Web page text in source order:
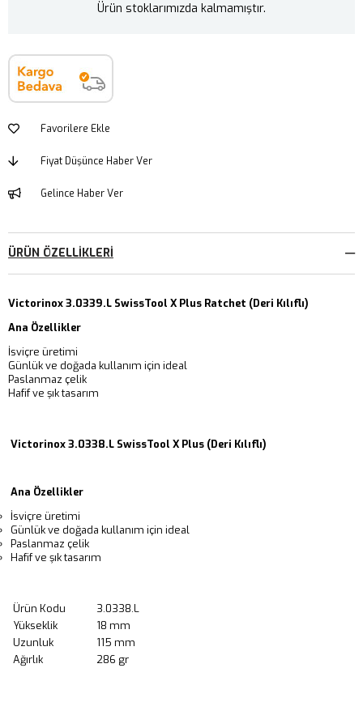
Ürün stoklarımızda kalmamıştır.
Favorilere Ekle
Fiyat Düşünce Haber Ver
Gelince Haber Ver
ÜRÜN ÖZELLIKLERI
Victorinox 3.0339.L SwissTool X Plus Ratchet (Deri Kılıflı)
Ana Özellikler
İsviçre üretimi
Günlük ve doğada kullanım için ideal
Paslanmaz çelik
Hafif ve şık tasarım
Victorinox 3.0338.L SwissTool X Plus (Deri Kılıflı)
Ana Özellikler
İsviçre üretimi
Günlük ve doğada kullanım için ideal
Paslanmaz çelik
Hafif ve şık tasarım
Ürün Kodu
3.0338.L
Yükseklik
18 mm
Uzunluk
115 mm
Ağırlık
286 gr